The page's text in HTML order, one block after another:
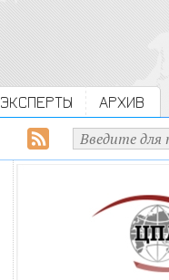
ЭКСПЕРТЫ АРХИВ